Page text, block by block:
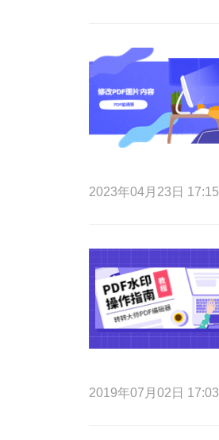
2023年04月23日 17:15
2019年07月02日 17:03